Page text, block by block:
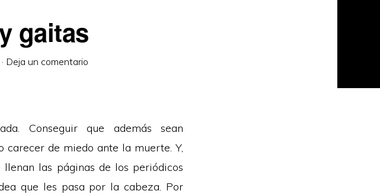
gaitas
· Deja un comentario
Conseguir que además sean
carecer de miedo ante la muerte. Y,
las páginas de los periódicos
que les pasa por la cabeza. Por